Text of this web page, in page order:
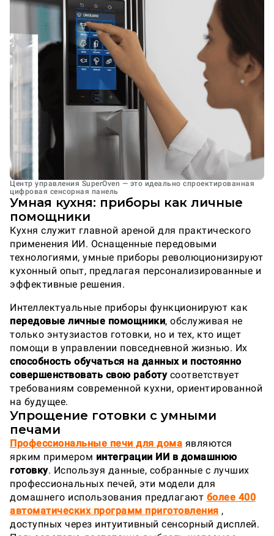
Центр управления SuperOven — это идеально спроектированная
цифровая сенсорная панель
Умная кухня: приборы как личные
помощники
Кухня служит главной ареной для практического
применения ИИ. Оснащенные передовыми
технологиями, умные приборы революционизируют
кухонный опыт, предлагая персонализированные и
эффективные решения.
Интеллектуальные приборы функционируют как
передовые личные помощники, обслуживая не
только энтузиастов готовки, но и тех, кто ищет
помощи в управлении повседневной жизнью. Их
способность обучаться на данных и постоянно
совершенствовать свою работусоответствует
требованиям современной кухни, ориентированной
на будущее.
Упрощение готовки с умными
печами
Профессиональные печи для дома являются
ярким примером интеграции ИИ в домашнюю
готовку. Используя данные, собранные с лучших
профессиональных печей, эти модели для
домашнего использования предлагают более 400
автоматических программ приготовления ,
доступных через интуитивный сенсорный дисплей.